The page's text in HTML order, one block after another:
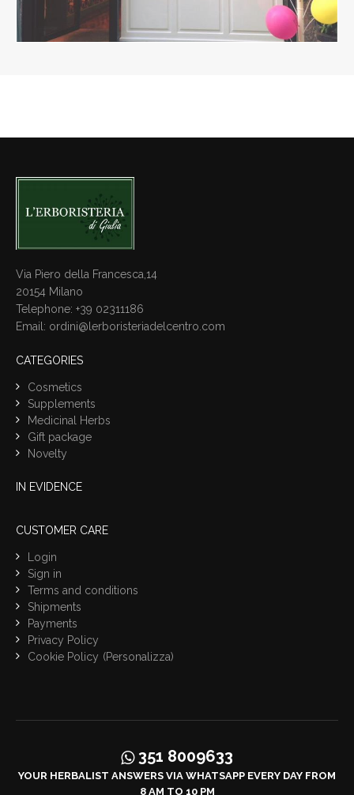
Via Piero della Francesca,14
20154 Milano
Telephone: +39 02311186
Email: ordini@lerboristeriadelcentro.com
CATEGORIES
Cosmetics
Supplements
Medicinal Herbs
Gift package
Novelty
IN EVIDENCE
CUSTOMER CARE
Login
Sign in
Terms and conditions
Shipments
Payments
Privacy Policy
Cookie Policy (Personalizza)
351 8009633
YOUR HERBALIST ANSWERS VIA WHATSAPP EVERY DAY FROM
8 AM TO 10 PM